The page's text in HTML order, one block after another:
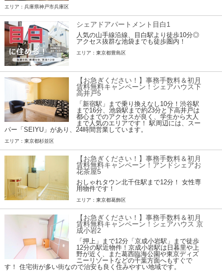
エリア：兵庫県神戸市兵庫区
シェアドアパートメント目白1
人気の山手線沿線、目白駅より徒歩10分◎
アクセス抜群な池袋までも徒歩圏内！
エリア：東京都豊島区
【お急ぎください！】事務手数料＆初月
賃料無料キャンペーン！シェアハウス下
高井戸5
「新宿駅」まで乗り換えなし10分！渋谷駅
まで16分、池袋駅まで約23分と下高井戸は
都心までのアクセスが良く、学生から大人
まで人気のエリアです！ 駅周辺には、スー
パー「SEIYU」があり、24時間営業しています。
エリア：東京都杉並区
【お急ぎください！】事務手数料＆初月
賃料無料キャンペーン！アンドシェアお
花茶屋5
おしゃれタウン北千住駅まで12分！ 女性専
用物件です！
エリア：東京都葛飾区
【お急ぎください！】事務手数料＆初月
賃料無料キャンペーン！シェアハウス 京
成小岩2
「押上」まで12分「京成小岩駅」まで徒歩
12分の駅近物件！京成小岩駅は日暮里や上
野が近く、また葛西臨海公園や東京ディズ
ニーリゾートなどの千葉方面へもすぐで
す！ 住宅街が多い街なので治安も良く住みやすい地域です。